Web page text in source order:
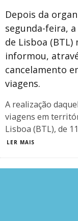
Depois da
segunda-feira,
de Lisboa
informou,
cancelamento
viagens.
A realização
viagens em
Lisboa (BTL), de
LER MAIS